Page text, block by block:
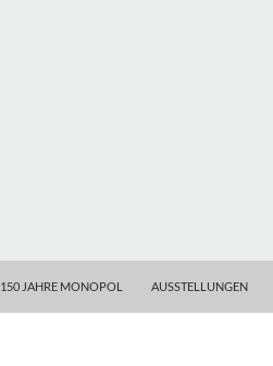
150 JAHRE MONOPOL AUSSTELLUNGEN